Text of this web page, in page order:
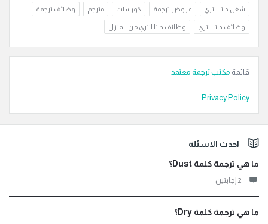
شغل داتا انتري عروض ترجمة كورسات مترجم وظائف ترجمة
وظائف داتا انتري وظائف داتا انتري من المنزل
قائمة مكتب ترجمة معتمد
Privacy Policy
الفوتراحدث الاسئلة
ما هي ترجمة كلمة Dust؟
‫2 إجابتين
ما هي ترجمة كلمة Dry؟